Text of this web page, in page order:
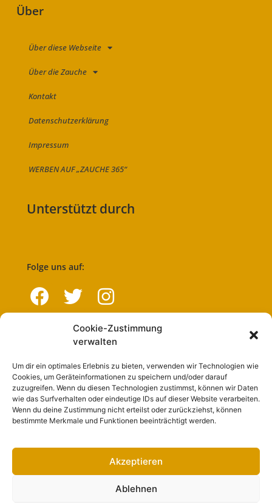
Cookie-Zustimmung
verwalten
Um dir ein optimales Erlebnis zu bieten, verwenden wir Technologien wie
Cookies, um Geräteinformationen zu speichern und/oder darauf
zuzugreifen. Wenn du diesen Technologien zustimmst, können wir Daten
wie das Surfverhalten oder eindeutige IDs auf dieser Website verarbeiten.
Wenn du deine Zustimmung nicht erteilst oder zurückziehst, können
bestimmte Merkmale und Funktionen beeinträchtigt werden.
Akzeptieren
Ablehnen
Über
Über diese Webseite
Über die Zauche
Kontakt
Datenschutzerklärung
Impressum
WERBEN AUF „ZAUCHE 365“
Unterstützt durch
Folge uns auf:
Navigation
Start
Nutzungsbedingungen
Abo
Kontakt